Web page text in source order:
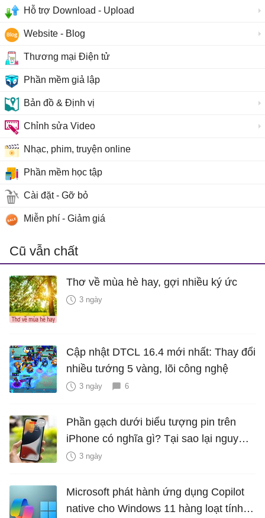
Hỗ trợ Download - Upload
Website - Blog
Thương mại Điện tử
Phần mềm giả lập
Bản đồ & Định vị
Chỉnh sửa Video
Nhạc, phim, truyện online
Phần mềm học tập
Cài đặt - Gỡ bỏ
Miễn phí - Giảm giá
Cũ vẫn chất
Thơ về mùa hè hay, gợi nhiều ký ức
3 ngày
Cập nhật DTCL 16.4 mới nhất: Thay đổi
nhiều tướng 5 vàng, lõi công nghệ
3 ngày 6
Phần gạch dưới biểu tượng pin trên
iPhone có nghĩa gì? Tại sao lại nguy
hiểm?
3 ngày
Microsoft phát hành ứng dụng Copilot
native cho Windows 11 hàng loạt tính